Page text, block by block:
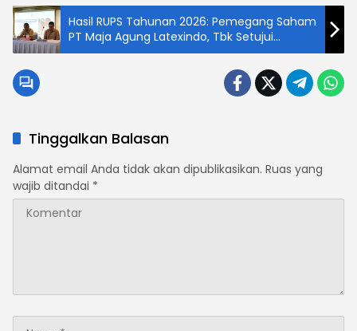
Hasil RUPS Tahunan 2026: Pemegang Saham
PT Maja Agung Latexindo, Tbk Setujui
Laporan Keuangan Tahun Buku 2025
Tinggalkan Balasan
Alamat email Anda tidak akan dipublikasikan. Ruas yang
wajib ditandai *